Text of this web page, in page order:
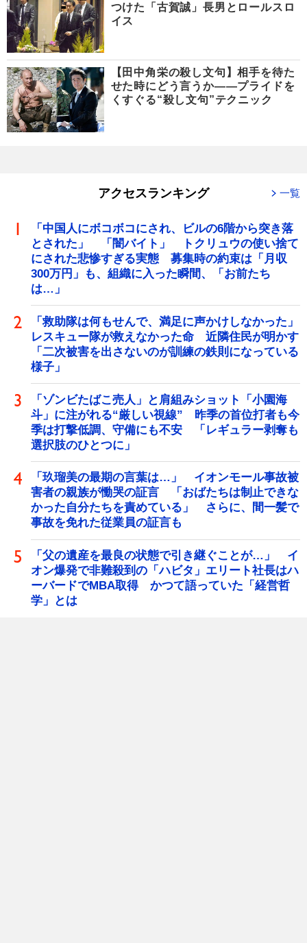
つけた「古賀誠」長男とロールスロ
イス
【田中角栄の殺し文句】相手を待た
せた時にどう言うか――プライドを
くすぐる“殺し文句”テクニック
アクセスランキング 一覧
「中国人にボコボコにされ、ビルの6階から突き落
とされた」 「闇バイト」 トクリュウの使い捨て
にされた悲惨すぎる実態 募集時の約束は「月収
300万円」も、組織に入った瞬間、「お前たち
は…」
「救助隊は何もせんで、満足に声かけしなかった」
レスキュー隊が救えなかった命 近隣住民が明かす
「二次被害を出さないのが訓練の鉄則になっている
様子」
「ゾンビたばこ売人」と肩組みショット「小園海
斗」に注がれる“厳しい視線” 昨季の首位打者も今
季は打撃低調、守備にも不安 「レギュラー剥奪も
選択肢のひとつに」
「玖瑠美の最期の言葉は…」 イオンモール事故被
害者の親族が慟哭の証言 「おばたちは制止できな
かった自分たちを責めている」 さらに、間一髪で
事故を免れた従業員の証言も
「父の遺産を最良の状態で引き継ぐことが…」 イ
オン爆発で非難殺到の「ハビタ」エリート社長はハ
ーバードでMBA取得 かつて語っていた「経営哲
学」とは